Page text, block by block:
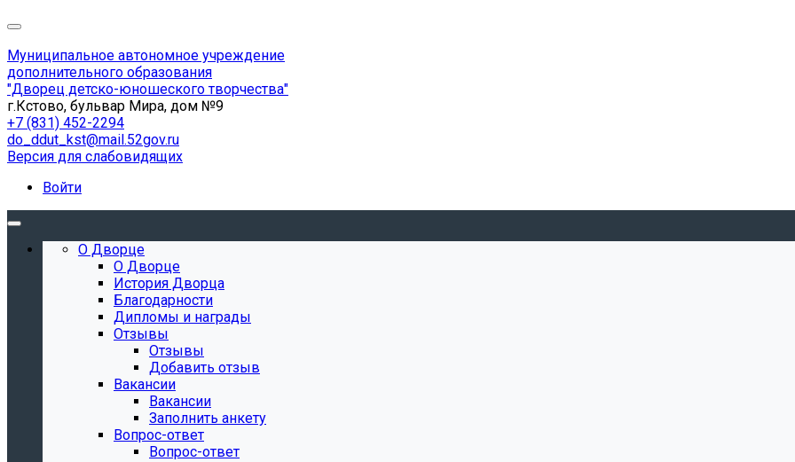
Муниципальное автономное учреждение
дополнительного образования
"Дворец детско-юношеского творчества"
г.Кстово, бульвар Мира, дом №9
+7 (831) 452-2294
do_ddut_kst@mail.52gov.ru
Версия для слабовидящих
Войти
О Дворце
О Дворце
История Дворца
Благодарности
Дипломы и награды
Отзывы
Отзывы
Добавить отзыв
Вакансии
Вакансии
Заполнить анкету
Вопрос-ответ
Вопрос-ответ